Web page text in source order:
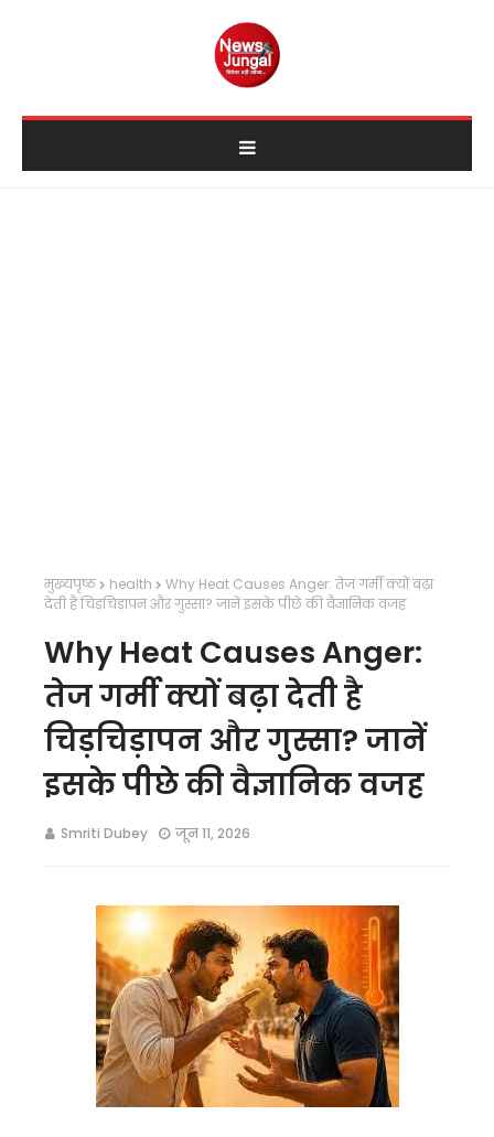
मुख्यपृष्ठ health
Why Heat Causes Anger: तेज गर्मी क्यों बढ़ा
देती है चिड़चिड़ापन और गुस्सा? जानें इसके पीछे की वैज्ञानिक वजह
Why Heat Causes Anger:
तेज गर्मी क्यों बढ़ा देती है
चिड़चिड़ापन और गुस्सा? जानें
इसके पीछे की वैज्ञानिक वजह
Smriti Dubey जून 11, 2026